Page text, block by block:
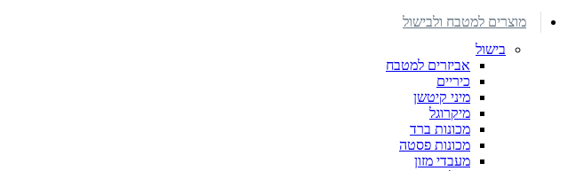
מוצרים למטבח ולבישול
בישול
אביזרים למטבח
כיריים
מיני קיטשן
מיקרוגל
מכונות ברד
מכונות פסטה
מעבדי מזון